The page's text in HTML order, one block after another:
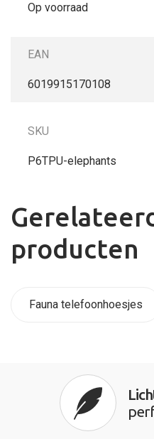
Op voorraad
EAN
6019915170108
SKU
P6TPU-elephants
producten
Fauna telefoonhoesjes